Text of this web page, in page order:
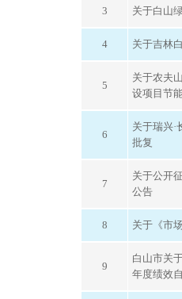
3 关于白山
4 关于吉林
5
关于农夫
设项目节
6
关于瑞兴
批复
7
关于公开
公告
8 关于《市
9
白山市关
年度绩效